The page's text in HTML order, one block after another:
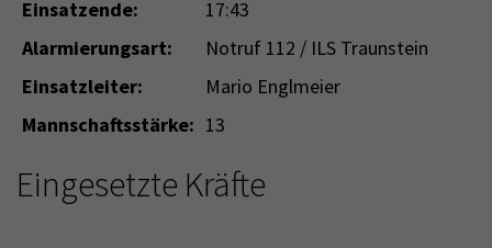
Einsatzende:
17:43
Alarmierungsart:
Notruf 112 / ILS Traunstein
Einsatzleiter:
Mario Englmeier
Mannschaftsstärke: 13
Eingesetzte Kräfte